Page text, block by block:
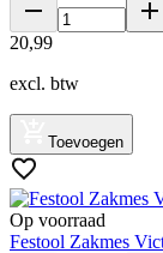
20,99
excl. btw
Toevoegen
Op voorraad
Festool Zakmes